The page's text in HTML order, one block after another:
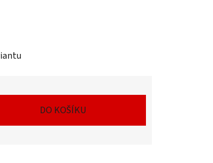
DO KOŠÍKU